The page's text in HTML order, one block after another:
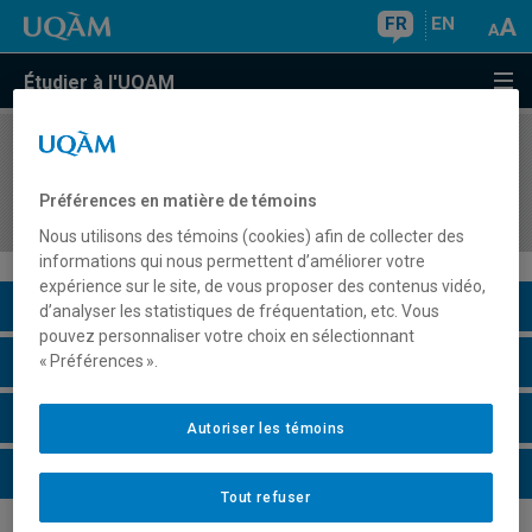
FR EN
Étudier à l'UQAM
COURS//
sociologie
Description du cours
Horaire - Été 2026
Horaire - Automne 2026
Horaire - Hiver 2027
Préférences en matière de témoins
Nous utilisons des témoins (cookies) afin de collecter des
informations qui nous permettent d’améliorer votre
expérience sur le site, de vous proposer des contenus vidéo,
d’analyser les statistiques de fréquentation, etc. Vous
pouvez personnaliser votre choix en sélectionnant
« Préférences ».
Tout refuser
Autoriser les témoins